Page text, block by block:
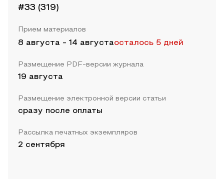
#33 (319)
Прием материалов
8 августа - 14 августаосталось 5 дней
Размещение PDF-версии журнала
19 августа
Размещение электронной версии статьи
сразу после оплаты
Рассылка печатных экземпляров
2 сентября